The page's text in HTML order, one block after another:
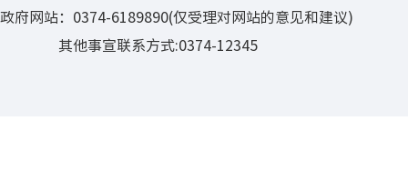
政府网站：0374-6189890(仅受理对网站的意见和建议)
其他事宣联系方式:0374-12345